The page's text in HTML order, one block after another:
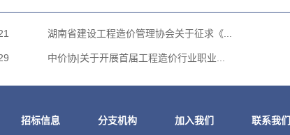
湖南省建设工程造价管理协会关于征求《...
中价协|关于开展首届工程造价行业职业...
招标信息 分支机构 加入我们 联系我们